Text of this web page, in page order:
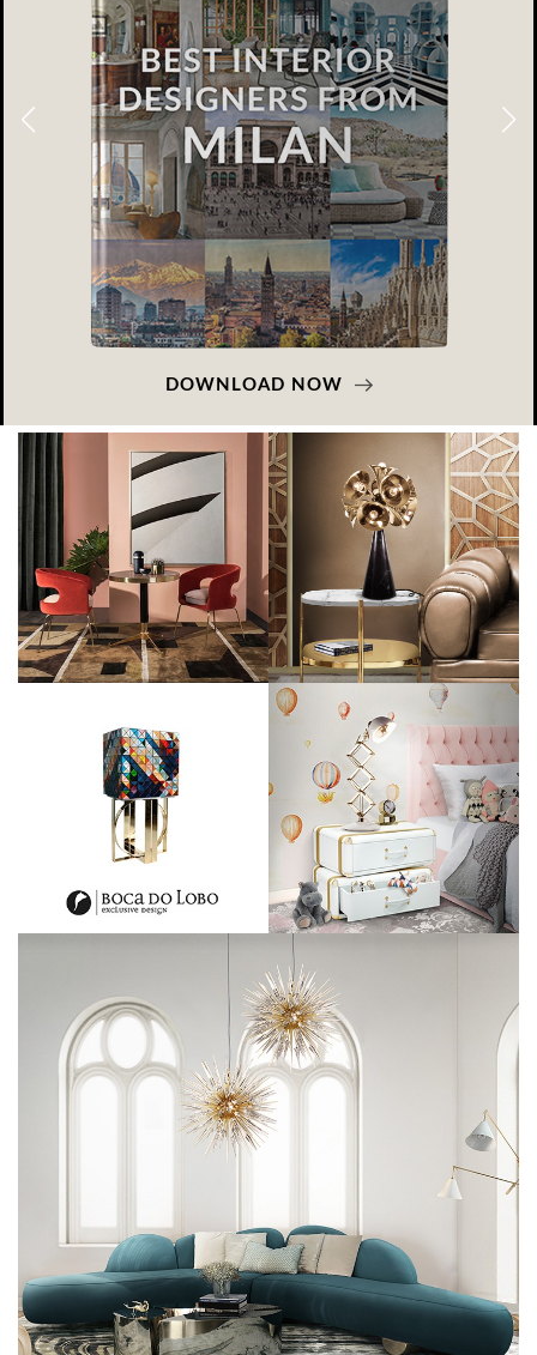
DOWNLOAD NOW